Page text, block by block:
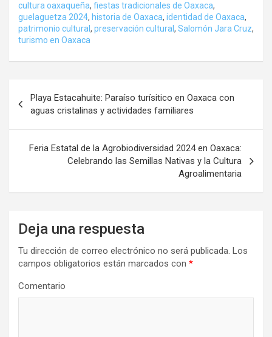
cultura oaxaqueña, fiestas tradicionales de Oaxaca,
guelaguetza 2024, historia de Oaxaca, identidad de Oaxaca,
patrimonio cultural, preservación cultural, Salomón Jara Cruz,
turismo en Oaxaca
de
entradas
Playa Estacahuite: Paraíso turísitico en Oaxaca con
aguas cristalinas y actividades familiares
Feria Estatal de la Agrobiodiversidad 2024 en Oaxaca:
Celebrando las Semillas Nativas y la Cultura
Agroalimentaria
Deja una respuesta
Tu dirección de correo electrónico no será publicada. Los
campos obligatorios están marcados con *
Comentario